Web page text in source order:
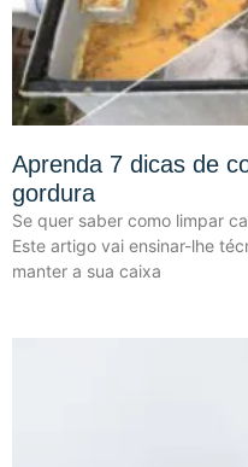
Aprenda 7 dicas de
gordura
Se quer saber como limpar
Este artigo vai ensinar-lhe
manter a sua caixa